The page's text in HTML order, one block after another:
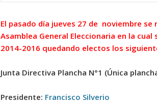
El pasado día jueves 27 de noviembre se
Asamblea General Eleccionaria en la
2014-2016 quedando electos los
Junta Directiva Plancha N°1 (Única
Presidente: Francisco Silverio